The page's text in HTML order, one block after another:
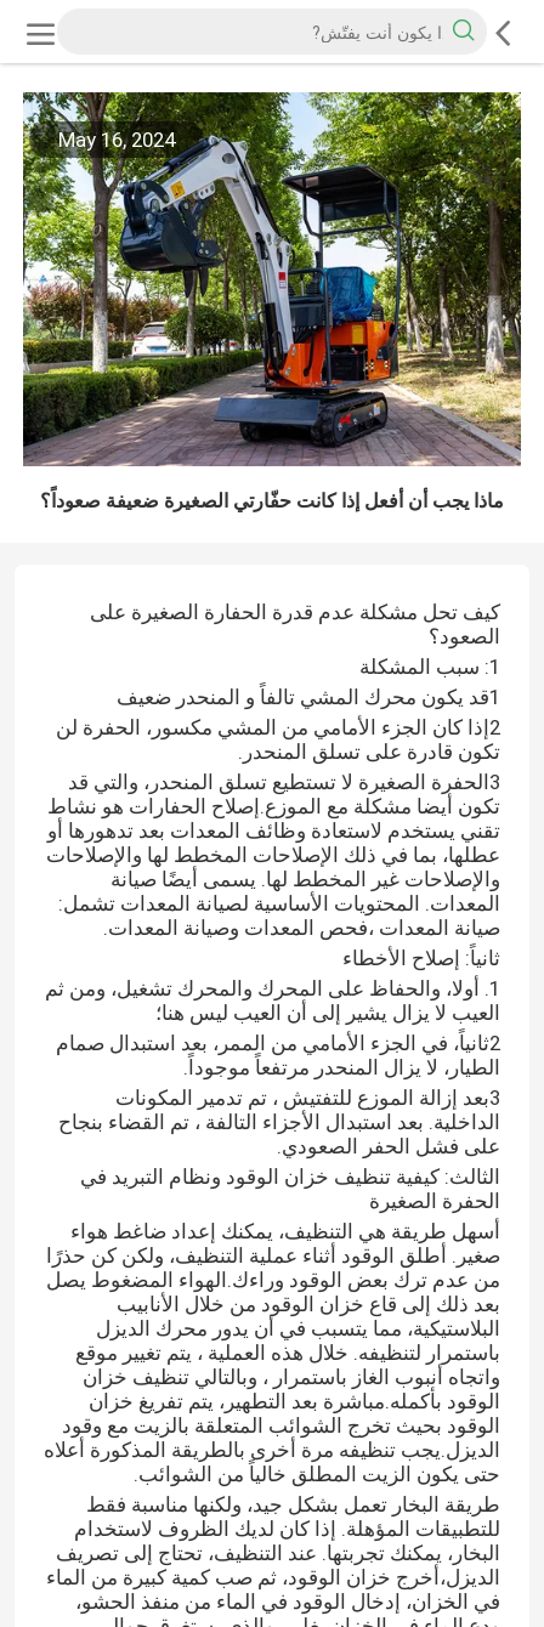
May 16, 2024
ماذا يجب أن أفعل إذا كانت حفّارتي الصغيرة ضعيفة صعوداً؟
كيف تحل مشكلة عدم قدرة الحفارة الصغيرة على
الصعود؟
1: سبب المشكلة
1قد يكون محرك المشي تالفاً و المنحدر ضعيف
2إذا كان الجزء الأمامي من المشي مكسور، الحفرة لن
تكون قادرة على تسلق المنحدر.
3الحفرة الصغيرة لا تستطيع تسلق المنحدر، والتي قد
تكون أيضا مشكلة مع الموزع.إصلاح الحفارات هو نشاط
تقني يستخدم لاستعادة وظائف المعدات بعد تدهورها أو
عطلها، بما في ذلك الإصلاحات المخطط لها والإصلاحات
والإصلاحات غير المخطط لها. يسمى أيضًا صيانة
المعدات. المحتويات الأساسية لصيانة المعدات تشمل:
صيانة المعدات ،فحص المعدات وصيانة المعدات.
ثانياً: إصلاح الأخطاء
1. أولا، والحفاظ على المحرك والمحرك تشغيل، ومن ثم
العيب لا يزال يشير إلى أن العيب ليس هنا؛
2ثانياً، في الجزء الأمامي من الممر، بعد استبدال صمام
الطيار، لا يزال المنحدر مرتفعاً موجوداً.
3بعد إزالة الموزع للتفتيش ، تم تدمير المكونات
الداخلية. بعد استبدال الأجزاء التالفة ، تم القضاء بنجاح
على فشل الحفر الصعودي.
الثالث: كيفية تنظيف خزان الوقود ونظام التبريد في
الحفرة الصغيرة
أسهل طريقة هي التنظيف، يمكنك إعداد ضاغط هواء
صغير. أطلق الوقود أثناء عملية التنظيف، ولكن كن حذرًا
من عدم ترك بعض الوقود وراءك.الهواء المضغوط يصل
بعد ذلك إلى قاع خزان الوقود من خلال الأنابيب
البلاستيكية، مما يتسبب في أن يدور محرك الديزل
باستمرار لتنظيفه. خلال هذه العملية ، يتم تغيير موقع
واتجاه أنبوب الغاز باستمرار ، وبالتالي تنظيف خزان
الوقود بأكمله.مباشرة بعد التطهير، يتم تفريغ خزان
الوقود بحيث تخرج الشوائب المتعلقة بالزيت مع وقود
الديزل.يجب تنظيفه مرة أخرى بالطريقة المذكورة أعلاه
حتى يكون الزيت المطلق خالياً من الشوائب.
طريقة البخار تعمل بشكل جيد، ولكنها مناسبة فقط
للتطبيقات المؤهلة. إذا كان لديك الظروف لاستخدام
البخار، يمكنك تجربتها. عند التنظيف، تحتاج إلى تصريف
الديزل،أخرج خزان الوقود، ثم صب كمية كبيرة من الماء
في الخزان، إدخال الوقود في الماء من منفذ الحشو،